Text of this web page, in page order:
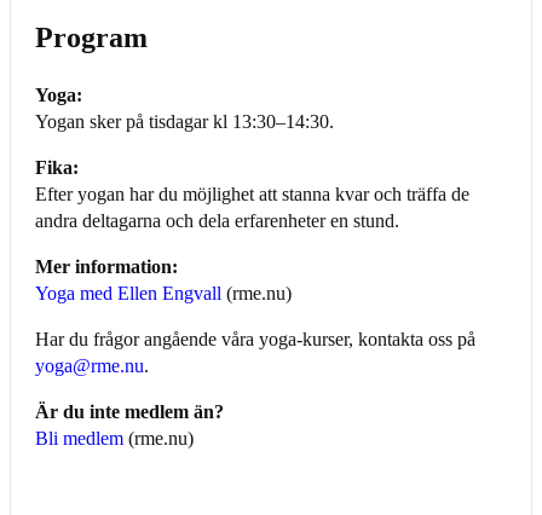
Program
Yoga:
Yogan sker på tisdagar kl 13:30–14:30.
Fika:
Efter yogan har du möjlighet att stanna kvar och träffa de
andra deltagarna och dela erfarenheter en stund.
Mer information:
Yoga med Ellen Engvall (rme.nu)
Har du frågor angående våra yoga-kurser, kontakta oss på
yoga@rme.nu.
Är du inte medlem än?
Bli medlem (rme.nu)